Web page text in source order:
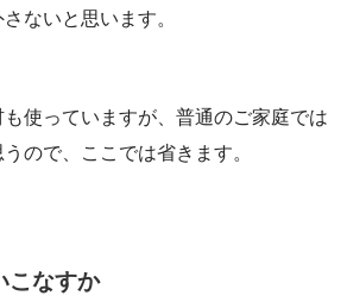
ないと思います。
使っていますが、普通のご家庭では
ので、ここでは省きます。
こなすか